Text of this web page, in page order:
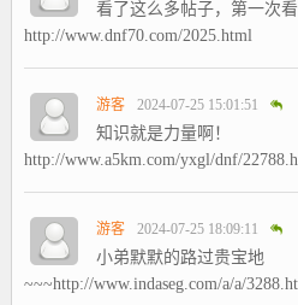
看了这么多帖子，第一次
http://www.dnf70.com/2025.html
游客 2024-07-25 15:01:51
知识就是力量啊！
http://www.a5km.com/yxgl/dnf/
游客 2024-07-25 18:09:11
小弟默默的路过贵宝地
~~~http://www.indaseg.com/a/a/